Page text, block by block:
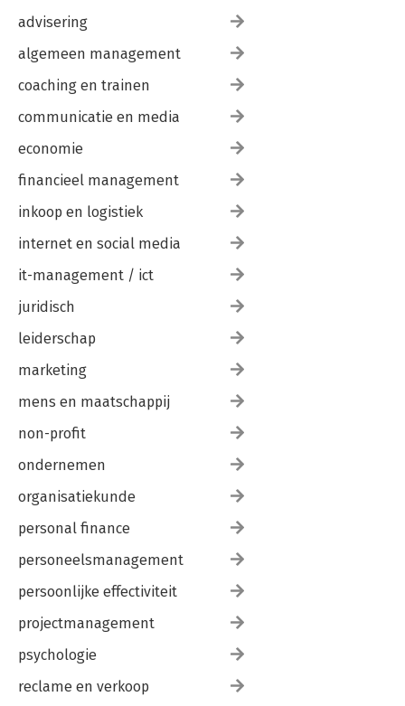
advisering
algemeen management
coaching en trainen
communicatie en media
economie
financieel management
inkoop en logistiek
internet en social media
it-management / ict
juridisch
leiderschap
marketing
mens en maatschappij
non-profit
ondernemen
organisatiekunde
personal finance
personeelsmanagement
persoonlijke effectiviteit
projectmanagement
psychologie
reclame en verkoop